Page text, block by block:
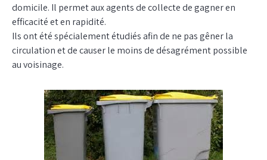
domicile. Il permet aux agents de collecte de gagner en
efficacité et en rapidité.
Ils ont été spécialement étudiés afin de ne pas gêner la
circulation et de causer le moins de désagrément possible
au voisinage.